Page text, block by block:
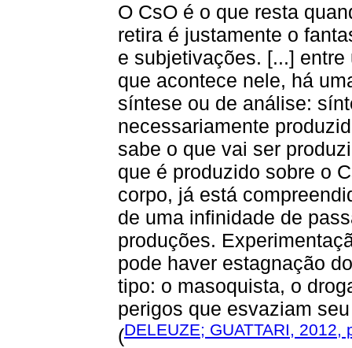
O CsO é o que resta
retira é justamente o
e subjetivações. [...]
que acontece nele, há
síntese ou de análise:
necessariamente
sabe o que vai ser
que é produzido sobre o
corpo, já está
de uma infinidade de
produções.
pode haver estagnação
tipo: o masoquista, o
perigos que esvaziam
(DELEUZE; GUATTARI, 2012,